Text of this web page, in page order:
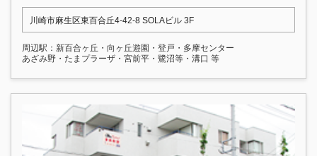
川崎市麻生区東百合丘4-42-8 SOLAビル 3F
周辺駅：新百合ヶ丘・向ヶ丘遊園・登戸・多摩センター
あざみ野・たまプラーザ・宮前平・鷺沼等・溝口 等